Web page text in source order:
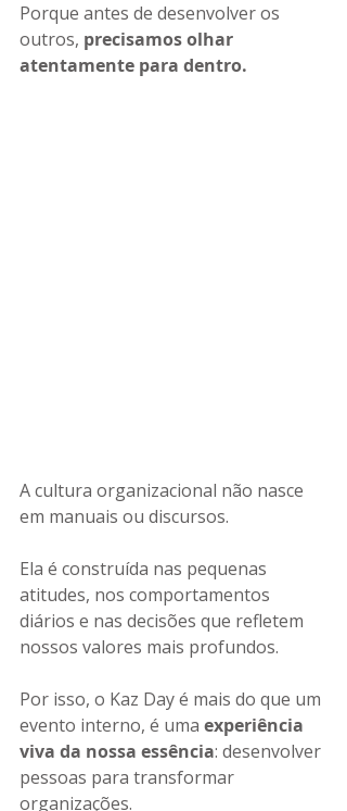
Porque antes de desenvolver os
outros, precisamos olhar
atentamente para dentro.
A cultura organizacional não nasce
em manuais ou discursos.
Ela é construída nas pequenas
atitudes, nos comportamentos
diários e nas decisões que refletem
nossos valores mais profundos.
Por isso, o Kaz Day é mais do que um
evento interno, é uma experiência
viva da nossa essência: desenvolver
pessoas para transformar
organizações.